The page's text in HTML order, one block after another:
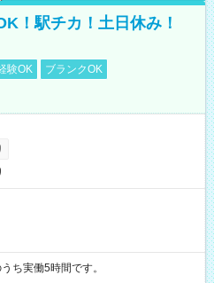
！駅チカ！土日休み！
験OK
ブランクOK
※表記のうち実働5時間です。